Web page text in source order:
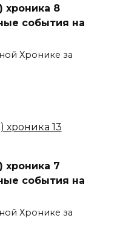
хроника 8
события на
Хронике за
хроника 7
события на
Хронике за